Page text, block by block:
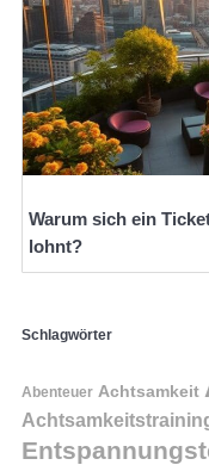
Warum sich ein
lohnt?
Schlagwörter
Abenteuer Achtsamkeit